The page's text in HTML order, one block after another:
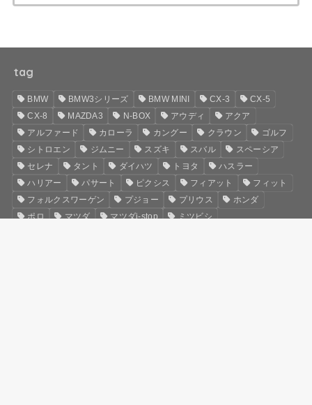
tag
BMW BMW3シリーズ BMW MINI CX-3
CX-5
CX-8
MAZDA3 N-BOX アウディ
アクア
アルファード
カローラ カングー クラウン
ゴルフ
シトロエン
ジムニー スズキ スバル
スペーシア
セレナ
タント ダイハツ トヨタ
ハスラー
ハリアー
パサート ピクシス フィアット
フィット
フォルクスワーゲン
プジョー プリウス
ホンダ
ポロ
マツダ マツダi-stop
ミツビシ